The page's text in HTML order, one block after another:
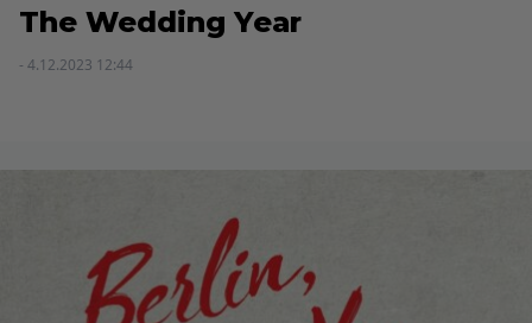
The Wedding Year
- 4.12.2023 12:44